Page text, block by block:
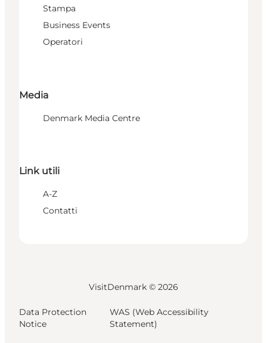
Stampa
Business Events
Operatori
Media
Denmark Media Centre
Link utili
A-Z
Contatti
VisitDenmark © 2026
Data Protection
Notice
WAS (Web Accessibility
Statement)